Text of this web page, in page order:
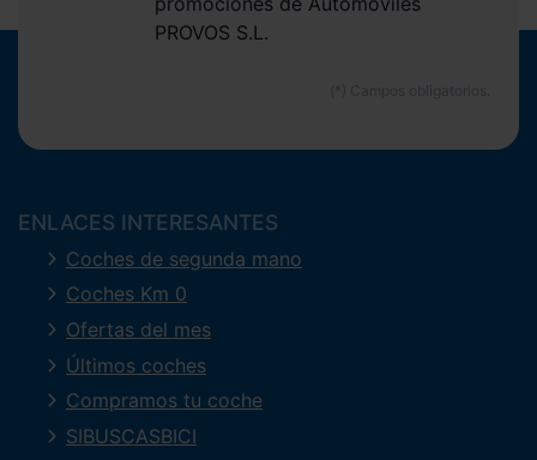
PROVOS S.L.
ENLACES INTERESANTES
Coches de segunda mano
Coches Km 0
Ofertas del mes
Últimos coches
Compramos tu coche
SIBUSCASBICI